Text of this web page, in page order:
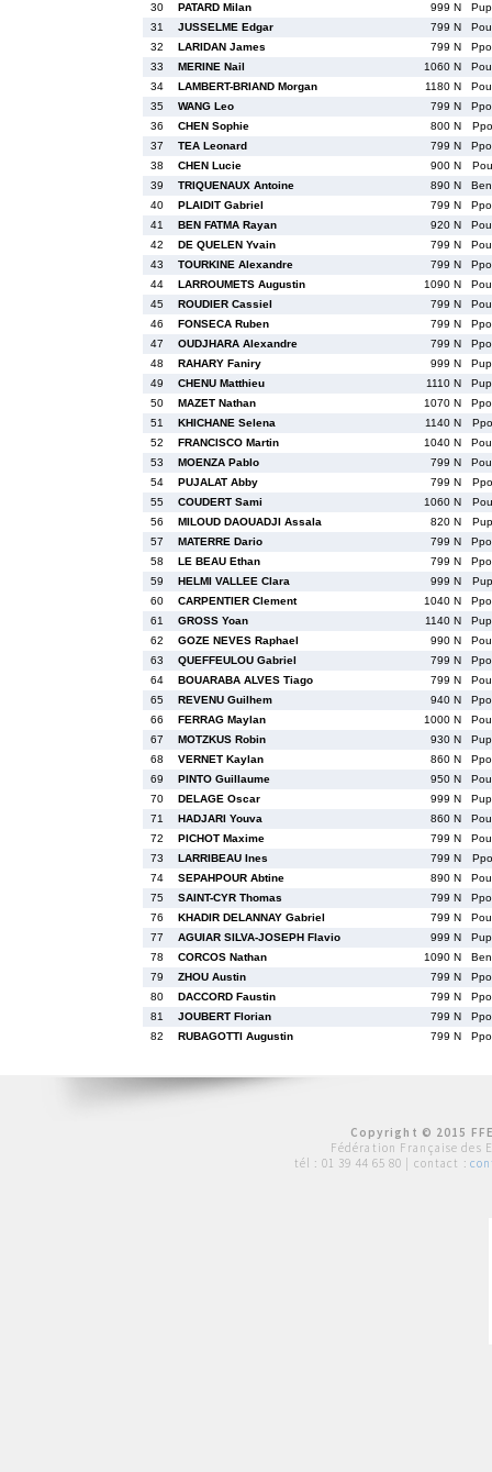
30
PATARD Milan 999 N
31
JUSSELME Edgar 799 N
32
LARIDAN James 799 N
33
MERINE Nail 1060 N
34
LAMBERT-BRIAND Morgan 1180 N
35
WANG Leo 799 N
36
CHEN Sophie 800 N
37
TEA Leonard 799 N
38
CHEN Lucie 900 N
39
TRIQUENAUX Antoine 890 N
40
PLAIDIT Gabriel 799 N
41
BEN FATMA Rayan 920 N
42
DE QUELEN Yvain 799 N
43
TOURKINE Alexandre 799 N
44
LARROUMETS Augustin 1090 N
45
ROUDIER Cassiel 799 N
46
FONSECA Ruben 799 N
47
OUDJHARA Alexandre 799 N
48
RAHARY Faniry 999 N
49
CHENU Matthieu 1110 N
50
MAZET Nathan 1070 N
51
KHICHANE Selena 1140 N
52
FRANCISCO Martin 1040 N
53
MOENZA Pablo 799 N
54
PUJALAT Abby 799 N
55
COUDERT Sami 1060 N
56
MILOUD DAOUADJI Assala 820 N
57
MATERRE Dario 799 N
58
LE BEAU Ethan 799 N
59
HELMI VALLEE Clara 999 N
60
CARPENTIER Clement 1040 N
61
GROSS Yoan 1140 N
62
GOZE NEVES Raphael 990 N
63
QUEFFEULOU Gabriel 799 N
64
BOUARABA ALVES Tiago 799 N
65
REVENU Guilhem 940 N
66
FERRAG Maylan 1000 N
67
MOTZKUS Robin 930 N
68
VERNET Kaylan 860 N
69
PINTO Guillaume 950 N
70
DELAGE Oscar 999 N
71
HADJARI Youva 860 N
72
PICHOT Maxime 799 N
73
LARRIBEAU Ines 799 N
74
SEPAHPOUR Abtine 890 N
75
SAINT-CYR Thomas 799 N
76
KHADIR DELANNAY Gabriel 799 N
77
AGUIAR SILVA-JOSEPH Flavio 999 N
78
CORCOS Nathan 1090 N
79
ZHOU Austin 799 N
80
DACCORD Faustin 799 N
81
JOUBERT Florian 799 N
82
RUBAGOTTI Augustin 799 N
Copyright © 2015
Fédération Française des
tél : 01 39 44 65 80 | contact :